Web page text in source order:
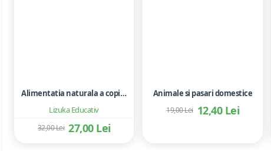
Lizuka Educativ
Alimentatia naturala a copilului - Alaptare, intarcare, retete sanatoase
27,00 Lei
32,00 Lei
Animale si pasari domestice
12,40 Lei
19,00 Lei